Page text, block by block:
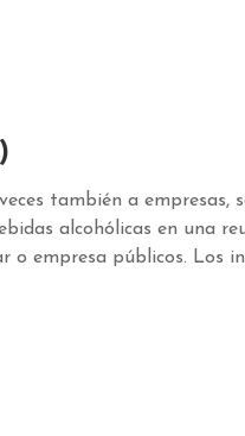
también a empresas,
alcohólicas en una
o empresa públicos. Los